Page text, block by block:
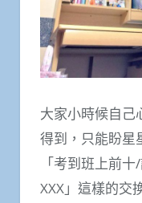
大家小時候自己
得到，只能盼星
「考到班上前
XXX」這樣的交